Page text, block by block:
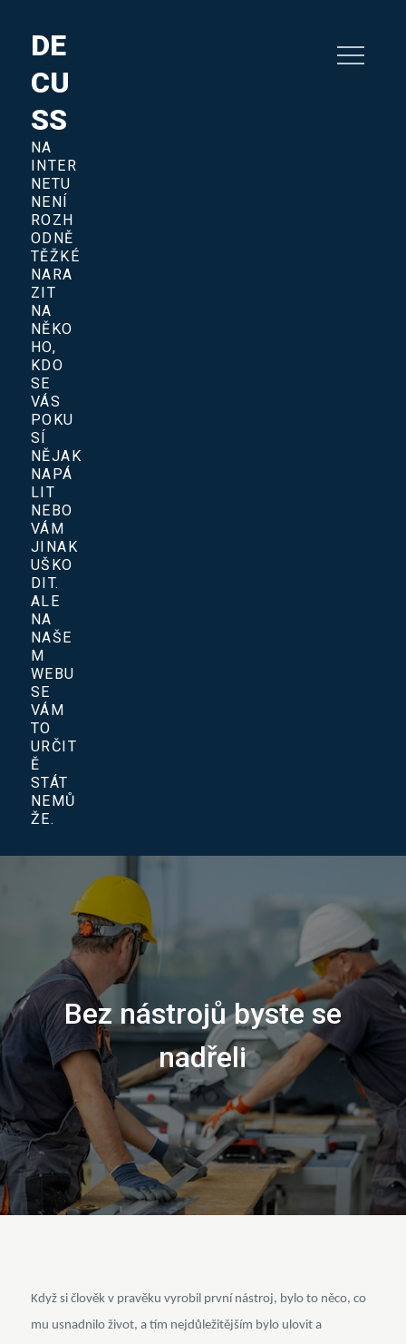
DE
CU
SS
NA
INTER
NETU
NENÍ
ROZH
ODNĚ
TĚŽKÉ
NARA
ZIT
NA
NĚKO
HO,
KDO
SE
VÁS
POKU
SÍ
NĚJAK
NAPÁ
LIT
NEBO
VÁM
JINAK
UŠKO
DIT.
ALE
NA
NAŠE
M
WEBU
SE
VÁM
TO
URČIT
Ě
STÁT
NEMŮ
ŽE.
Bez nástrojů byste se
nadřeli
Když si člověk v pravěku vyrobil první nástroj, bylo to něco, co
mu usnadnilo život, a tím nejdůležitějším bylo ulovit a